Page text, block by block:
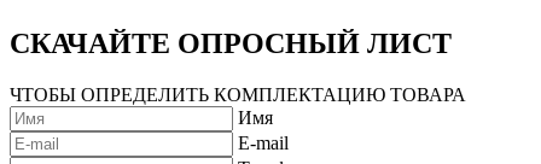
СКАЧАЙТЕ ОПРОСНЫЙ ЛИСТ
ЧТОБЫ ОПРЕДЕЛИТЬ КОМПЛЕКТАЦИЮ ТОВАРА
Имя
E-mail